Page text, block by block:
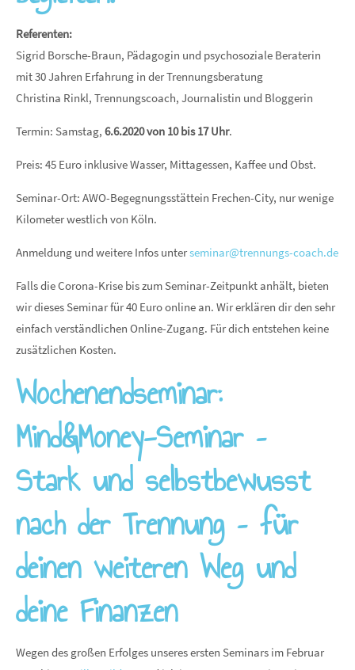
Referenten:
Sigrid Borsche-Braun, Pädagogin und psychosoziale Beraterin
mit 30 Jahren Erfahrung in der Trennungsberatung
Christina Rinkl, Trennungscoach, Journalistin und Bloggerin
Termin: Samstag, 6.6.2020 von 10 bis 17 Uhr.
Preis: 45 Euro inklusive Wasser, Mittagessen, Kaffee und Obst.
Seminar-Ort: AWO-Begegnungsstättein Frechen-City, nur wenige
Kilometer westlich von Köln.
Anmeldung und weitere Infos unterseminar@trennungs-coach.de
Falls die Corona-Krise bis zum Seminar-Zeitpunkt anhält, bieten
wir dieses Seminar für 40 Euro online an. Wir erklären dir den sehr
einfach verständlichen Online-Zugang. Für dich entstehen keine
zusätzlichen Kosten.
Wochenendseminar:
Mind&Money-Seminar –
Stark und selbstbewusst
nach der Trennung – für
deinen weiteren Weg und
deine Finanzen
Wegen des großen Erfolges unseres ersten Seminars im Februar